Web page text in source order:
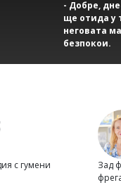
- Добре,
ще отида у
неговата
безпокои.
с гумени
Зад